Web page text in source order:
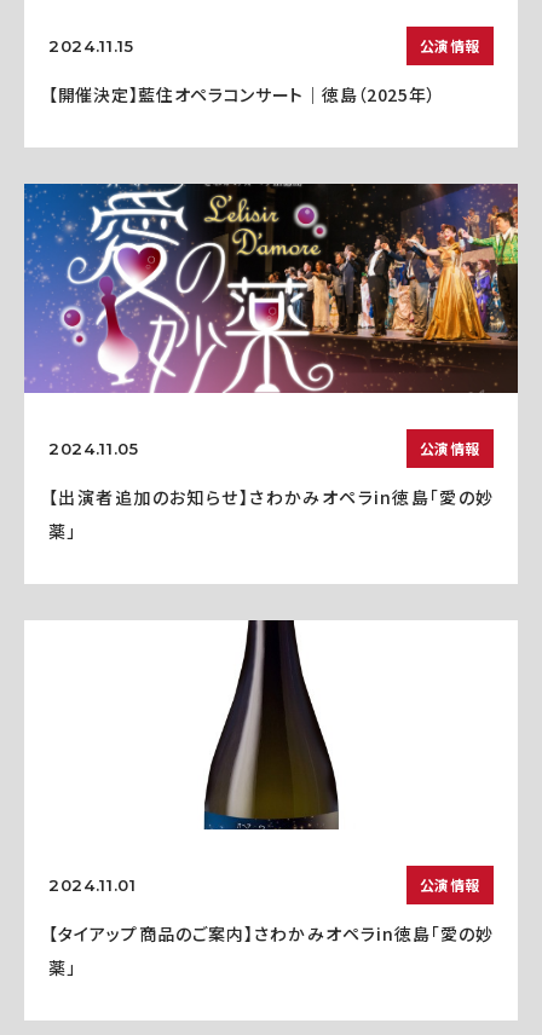
2024.11.15 公演情報
【開催決定】藍住オペラコンサート｜徳島（2025年）
2024.11.05 公演情報
【出演者追加のお知らせ】さわかみオペラin徳島「愛の妙
薬」
2024.11.01 公演情報
【タイアップ商品のご案内】さわかみオペラin徳島「愛の妙
薬」